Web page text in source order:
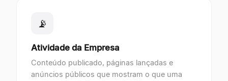
📡
Atividade da Empresa
Conteúdo publicado, páginas lançadas e
anúncios públicos que mostram o que uma